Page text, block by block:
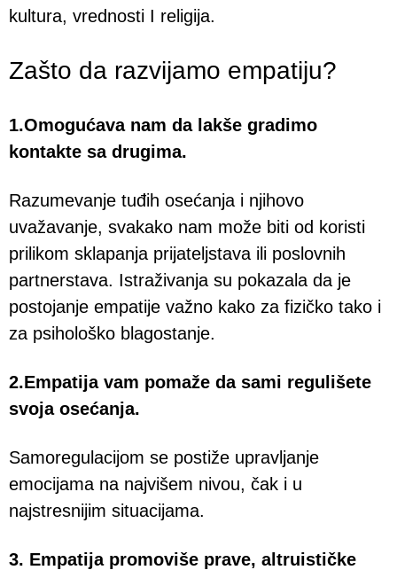
kultura, vrednosti I religija.
Zašto da razvijamo empatiju?
1.Omogućava nam da lakše gradimo
kontakte sa drugima.
Razumevanje tuđih osećanja i njihovo
uvažavanje, svakako nam može biti od koristi
prilikom sklapanja prijateljstava ili poslovnih
partnerstava. Istraživanja su pokazala da je
postojanje empatije važno kako za fizičko tako i
za psihološko blagostanje.
2.Empatija vam pomaže da sami regulišete
svoja osećanja.
Samoregulacijom se postiže upravljanje
emocijama na najvišem nivou, čak i u
najstresnijim situacijama.
3. Empatija promoviše prave, altruističke